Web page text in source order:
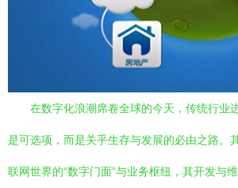
在数字化浪潮席卷全球的今天，传统行业
是可选项，而是关乎生存与发展的必由之路。
联网世界的“数字门面”与业务枢纽，其开发与